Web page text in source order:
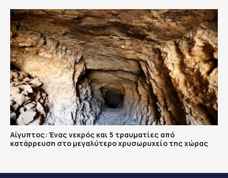
Αίγυπτος: Ένας νεκρός και 5 τραυματίες από
κατάρρευση στο μεγαλύτερο χρυσωρυχείο της χώρας